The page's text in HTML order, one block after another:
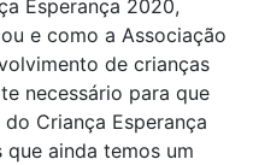
Esperança 2020,
e como a Associação
de crianças
necessário para que
Criança Esperança
ainda temos um